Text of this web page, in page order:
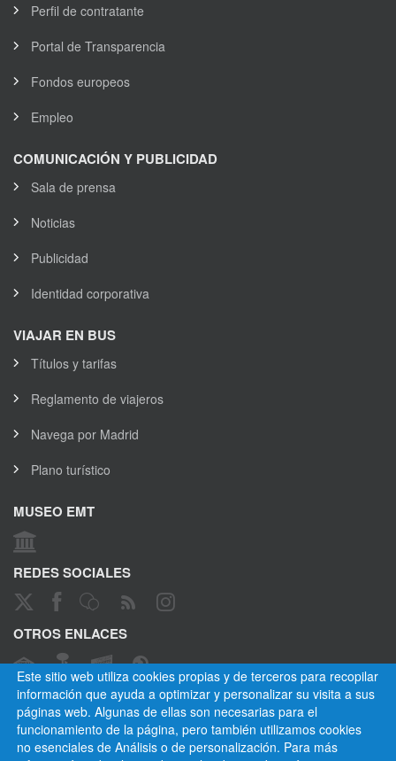
Este sitio web utiliza cookies propias y de terceros para recopilar
información que ayuda a optimizar y personalizar su visita a sus
páginas web. Algunas de ellas son necesarias para el
funcionamiento de la página, pero también utilizamos cookies
no esenciales de Análisis o de personalización. Para más
Perfil de contratante
Portal de Transparencia
Fondos europeos
Empleo
COMUNICACIÓN Y PUBLICIDAD
Sala de prensa
Noticias
Publicidad
Identidad corporativa
VIAJAR EN BUS
Títulos y tarifas
Reglamento de viajeros
Navega por Madrid
Plano turístico
MUSEO EMT
REDES SOCIALES
OTROS ENLACES
CANAL ÉTICO